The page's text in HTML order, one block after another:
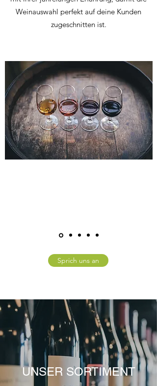
Weinauswahl perfekt auf deine Kunden
zugeschnitten ist.
Sprich uns an
UNSER SORTIMENT